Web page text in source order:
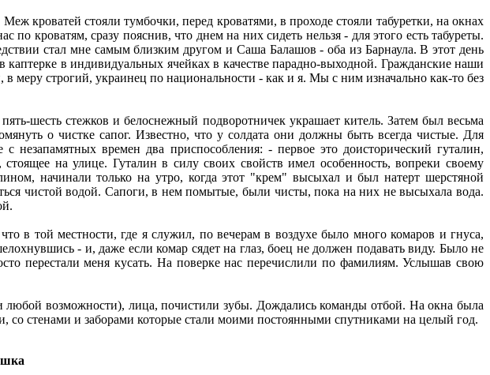
кроватей стояли тумбочки, перед кроватями, в проходе стояли табуретки, на окнах
кроватям, сразу пояснив, что днем на них сидеть нельзя - для этого есть табуреты.
стал мне самым близким другом и Саша Балашов - оба из Барнаула. В этот день
в индивидуальных ячейках в качестве парадно-выходной. Гражданские наши
строгий, украинец по национальности - как и я. Мы с ним изначально как-то без
шесть стежков и белоснежный подворотничек украшает китель. Затем был весьма
о чистке сапог. Известно, что у солдата они должны быть всегда чистые. Для
времен два приспособления: - первое это доисторический гуталин,
на улице. Гуталин в силу своих свойств имел особенность, вопреки своему
начинали только на утро, когда этот "крем" высыхал и был натерт шерстяной
чистой водой. Сапоги, в нем помытые, были чисты, пока на них не высыхала вода.
в той местности, где я служил, по вечерам в воздухе было много комаров и гнуса,
- и, даже если комар сядет на глаз, боец не должен подавать виду. Было не
перестали меня кусать. На поверке нас перечислили по фамилиям. Услышав свою
возможности), лица, почистили зубы. Дождались команды отбой. На окна была
со стенами и заборами которые стали моими постоянными спутниками на целый год.